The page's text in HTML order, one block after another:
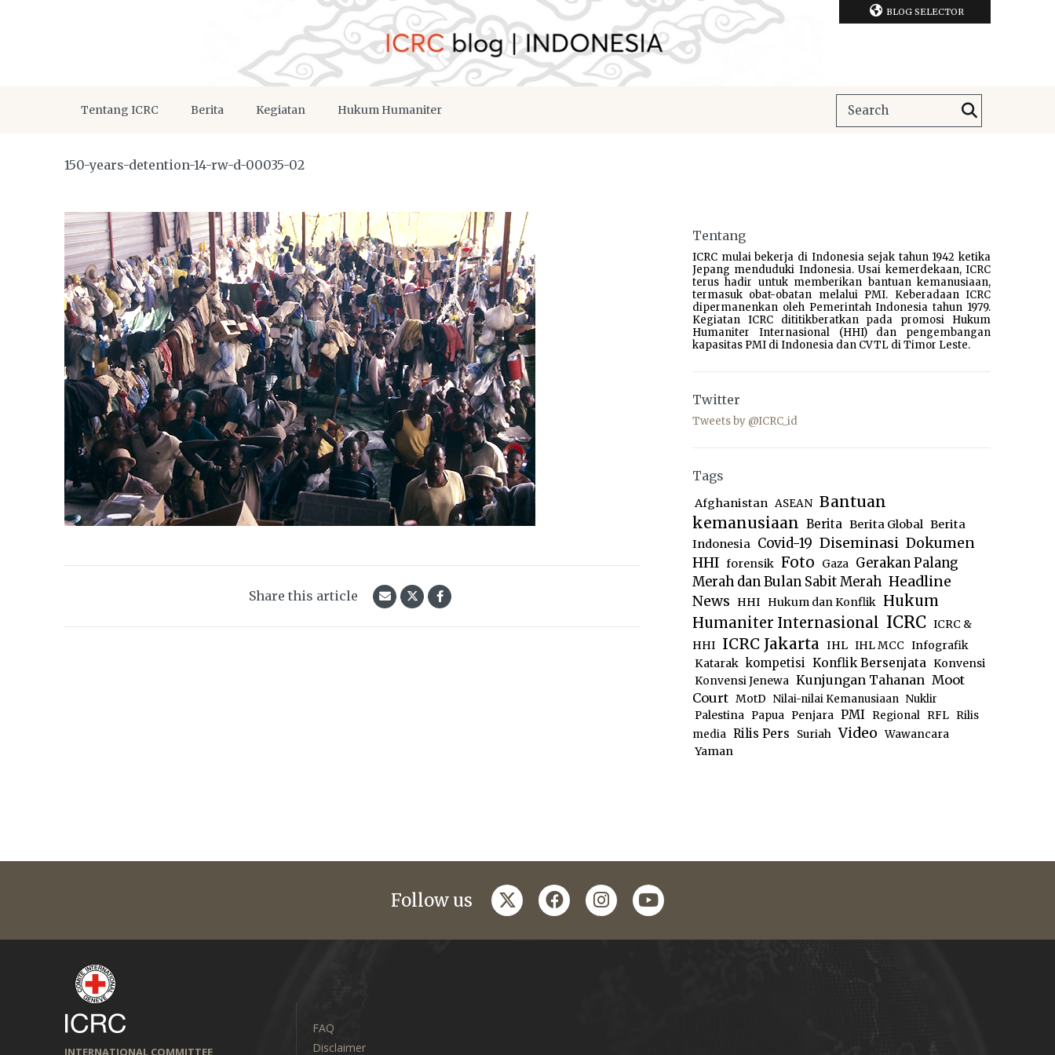
BLOG SELECTOR
Tentang ICRC Berita Kegiatan Hukum Humaniter
150-years-detention-14-rw-d-00035-02
Share this article
Tentang
ICRC mulai bekerja di Indonesia sejak tahun 1942 ketika
Jepang menduduki Indonesia. Usai kemerdekaan, ICRC
terus hadir untuk memberikan bantuan kemanusiaan,
termasuk obat-obatan melalui PMI. Keberadaan ICRC
dipermanenkan oleh Pemerintah Indonesia tahun 1979.
Kegiatan ICRC dititikberatkan pada promosi Hukum
Humaniter Internasional (HHI) dan pengembangan
kapasitas PMI di Indonesia dan CVTL di Timor Leste.
Twitter
Tweets by @ICRC_id
Tags
Afghanistan ASEAN Bantuan
kemanusiaan Berita Berita Global Berita
Indonesia Covid-19 Diseminasi Dokumen
HHI forensik Foto Gaza Gerakan Palang
Merah dan Bulan Sabit Merah Headline
News
HHI Hukum dan Konflik Hukum
Humaniter Internasional ICRC ICRC &
HHI ICRC Jakarta IHL IHL MCC Infografik
Katarak kompetisi Konflik Bersenjata Konvensi
Konvensi Jenewa Kunjungan Tahanan Moot
Court MotD Nilai-nilai Kemanusiaan Nuklir
Palestina
Papua Penjara PMI Regional RFL
Rilis
media Rilis Pers Suriah Video Wawancara
Yaman
Follow us twitterfacebookinstagram
youtube
INTERNATIONAL COMMITTEE
FAQ
Disclaimer